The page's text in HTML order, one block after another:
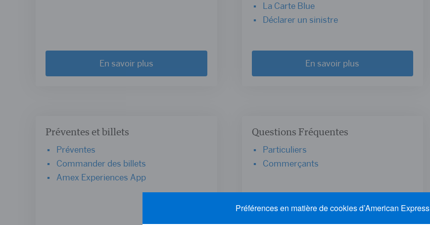
En savoir plus
La Carte Blue
Déclarer un sinistre
En savoir plus
Préventes et billets
Préventes
Commander des billets
Amex Experiences App
Questions Fréquentes
Particuliers
Commerçants
Préférences en matière de cookies d’American Express